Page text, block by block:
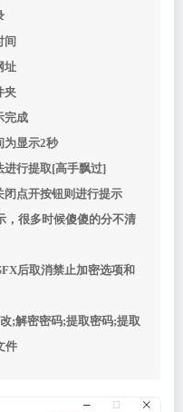
间
址
夹
完成
为显示2秒
进行提取[高手飘过]
闭点开按钮则进行提示
，很多时候傻傻的分不清
后取消禁止加密选项和
;解密密码;提取密码;提取
件